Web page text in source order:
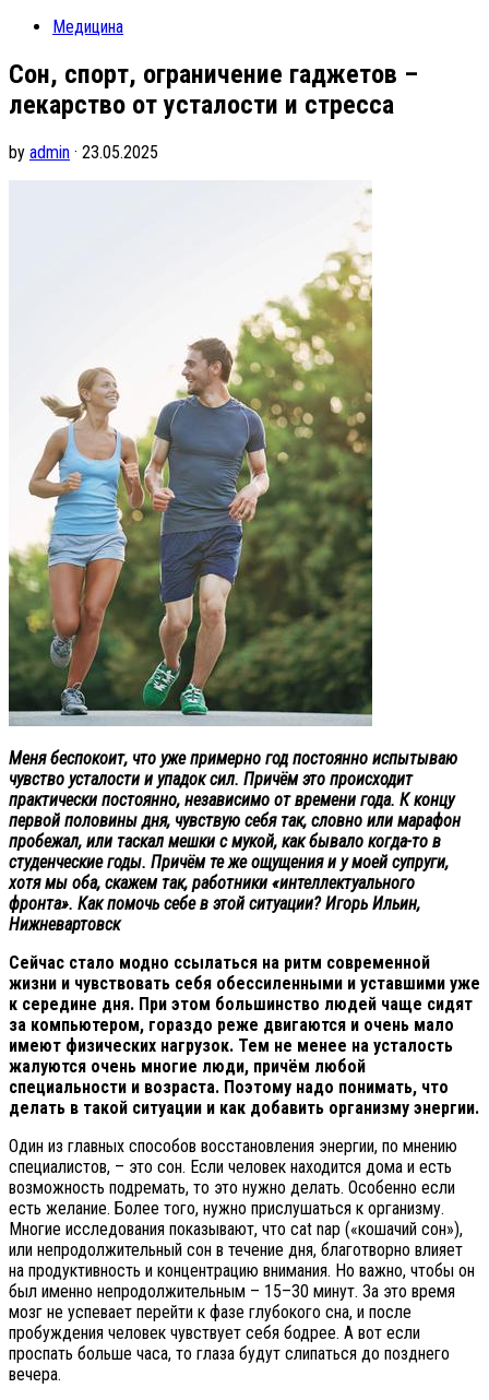
Медицина
Сон, спорт, ограничение гаджетов –
лекарство от усталости и стресса
by admin · 23.05.2025
Меня беспокоит, что уже примерно год постоянно испытываю
чувство усталости и упадок сил. Причём это происходит
практически постоянно, независимо от времени года. К концу
первой половины дня, чувствую себя так, словно или марафон
пробежал, или таскал мешки с мукой, как бывало когда-то в
студенческие годы. Причём те же ощущения и у моей супруги,
хотя мы оба, скажем так, работники «интеллектуального
фронта». Как помочь себе в этой ситуации? Игорь Ильин,
Нижневартовск
Сейчас стало модно ссылаться на ритм современной
жизни и чувствовать себя обессиленными и уставшими уже
к середине дня. При этом большинство людей чаще сидят
за компьютером, гораздо реже двигаются и очень мало
имеют физических нагрузок. Тем не менее на усталость
жалуются очень многие люди, причём любой
специальности и возраста. Поэтому надо понимать, что
делать в такой ситуации и как добавить организму энергии.
Один из главных способов восстановления энергии, по мнению
специалистов, – это сон. Если человек находится дома и есть
возможность подремать, то это нужно делать. Особенно если
есть желание. Более того, нужно прислушаться к организму.
Многие исследования показывают, что cat nap («кошачий сон»),
или непродолжительный сон в течение дня, благотворно влияет
на продуктивность и концентрацию внимания. Но важно, чтобы он
был именно непродолжительным – 15–30 минут. За это время
мозг не успевает перейти к фазе глубокого сна, и после
пробуждения человек чувствует себя бодрее. А вот если
проспать больше часа, то глаза будут слипаться до позднего
вечера.